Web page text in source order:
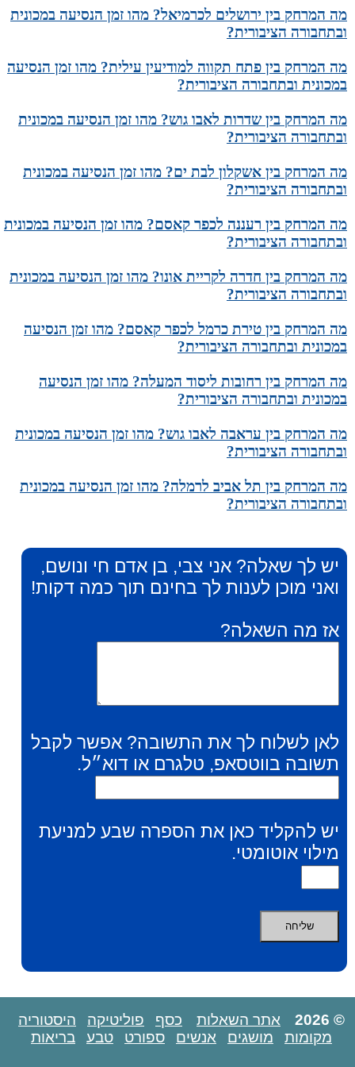
מה המרחק בין ירושלים לכרמיאל? מהו זמן הנסיעה במכונית
ובתחבורה הציבורית?
מה המרחק בין פתח תקווה למודיעין עילית? מהו זמן הנסיעה
במכונית ובתחבורה הציבורית?
מה המרחק בין שדרות לאבו גוש? מהו זמן הנסיעה במכונית
ובתחבורה הציבורית?
מה המרחק בין אשקלון לבת ים? מהו זמן הנסיעה במכונית
ובתחבורה הציבורית?
מה המרחק בין רעננה לכפר קאסם? מהו זמן הנסיעה במכונית
ובתחבורה הציבורית?
מה המרחק בין חדרה לקריית אונו? מהו זמן הנסיעה במכונית
ובתחבורה הציבורית?
מה המרחק בין טירת כרמל לכפר קאסם? מהו זמן הנסיעה
במכונית ובתחבורה הציבורית?
מה המרחק בין רחובות ליסוד המעלה? מהו זמן הנסיעה
במכונית ובתחבורה הציבורית?
מה המרחק בין עראבה לאבו גוש? מהו זמן הנסיעה במכונית
ובתחבורה הציבורית?
מה המרחק בין תל אביב לרמלה? מהו זמן הנסיעה במכונית
ובתחבורה הציבורית?
יש לך שאלה? אני צבי, בן אדם חי ונושם,
ואני מוכן לענות לך בחינם תוך כמה דקות!
אז מה השאלה?
לאן לשלוח לך את התשובה? אפשר לקבל
תשובה בווטסאפ, טלגרם או דוא״ל.
יש להקליד כאן את הספרה שבע למניעת
מילוי אוטומטי.
© 2026 אתר השאלות כסף פוליטיקה
היסטוריה
מקומות
מושגים אנשים ספורט טבע בריאות